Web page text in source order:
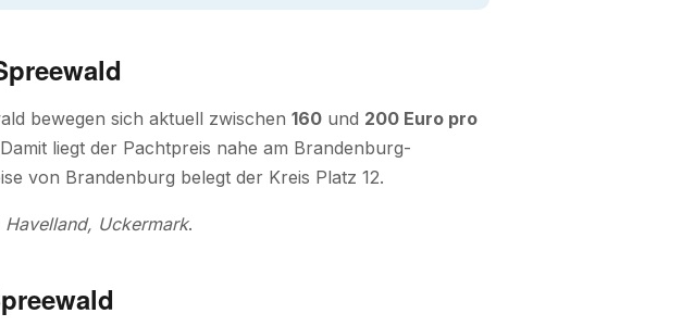
bewegen sich aktuell zwischen 160 und 200 Euro pro
liegt der Pachtpreis nahe am Brandenburg-
von Brandenburg belegt der Kreis Platz 12.
Havelland, Uckermark.